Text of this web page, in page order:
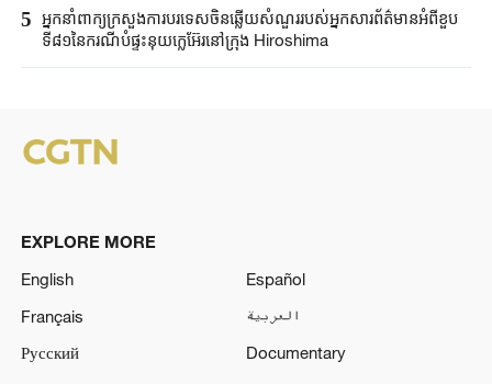
5 អ្នកនាំពាក្យ​ក្រសួងការបរទេស​ចិនឆ្លើយសំណួរ​របស់​អ្នកសារព័ត៌មាន​អំពីខួប​
ទី៨១នៃ​ករណី​បំផ្ទុះនុយក្លេអ៊ែរ​នៅក្រុង ​Hiroshima ​
EXPLORE MORE
English
Español
Français
العربية
Русский
Documentary